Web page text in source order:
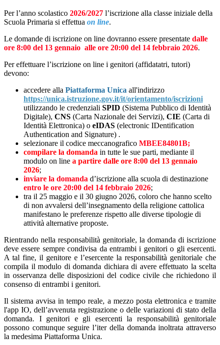
Per l’anno scolastico 2026/2027 l’iscrizione alla classe iniziale della
Scuola Primaria si effettua on line.
Le domande di iscrizione on line dovranno essere presentate dalle
ore 8:00 del 13 gennaio alle ore 20:00 del 14 febbraio 2026.
Per effettuare l’iscrizione on line i genitori (affidatatri, tutori)
devono:
accedere alla Piattaforma Unica all'indirizzo
https://unica.istruzione.gov.it/it/orientamento/iscrizioni
utilizzando le credenziali SPID (Sistema Pubblico di Identità
Digitale), CNS (Carta Nazionale dei Servizi), CIE (Carta di
Identità Elettronica) o eIDAS (electronic IDentification
Authentication and Signature) .
selezionare il codice meccanografico MBEE84801B;
compilare la domanda in tutte le sue parti, mediante il
modulo on line a partire dalle ore 8:00 del 13 gennaio
2026;
inviare la domanda d’iscrizione alla scuola di destinazione
entro le ore 20:00 del 14 febbraio 2026;
tra il 25 maggio e il 30 giugno 2026, coloro che hanno scelto
di non avvalersi dell’insegnamento della religione cattolica
manifestano le preferenze rispetto alle diverse tipologie di
attività alternative proposte.
Rientrando nella responsabilità genitoriale, la domanda di iscrizione
deve essere sempre condivisa da entrambi i genitori o gli esercenti.
A tal fine, il genitore e l’esercente la responsabilità genitoriale che
compila il modulo di domanda dichiara di avere effettuato la scelta
in osservanza delle disposizioni del codice civile che richiedono il
consenso di entrambi i genitori.
Il sistema avvisa in tempo reale, a mezzo posta elettronica e tramite
l'app IO, dell’avvenuta registrazione o delle variazioni di stato della
domanda. I genitori e gli esercenti la responsabilità genitoriale
possono comunque seguire l’iter della domanda inoltrata attraverso
la medesima Piattaforma Unica.